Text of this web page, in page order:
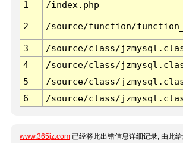
1
/index.php
2 /source/function/
3 /source/class/
4
/source/class/
5
/source/class/
6
/source/class/
www.365jz.com 已经将此出错信息详细记录, 由此